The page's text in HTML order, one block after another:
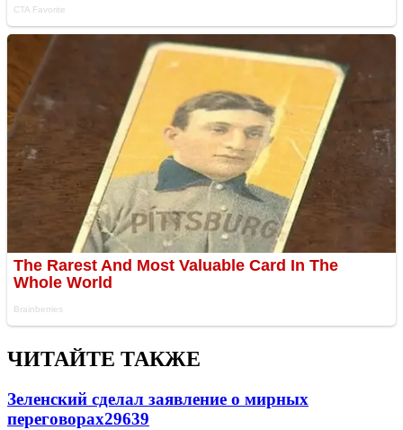
ЧИТАЙТЕ ТАКЖЕ
Зеленский сделал заявление о мирных
переговорах29639